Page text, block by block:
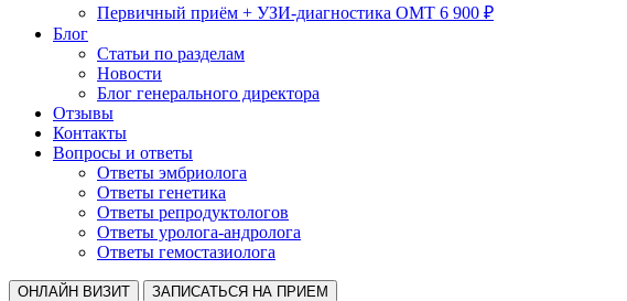
Первичный приём + УЗИ-диагностика ОМТ 6 900 ₽
Блог
Статьи по разделам
Новости
Блог генерального директора
Отзывы
Контакты
Вопросы и ответы
Ответы эмбриолога
Ответы генетика
Ответы репродуктологов
Ответы уролога-андролога
Ответы гемостазиолога
ОНЛАЙН ВИЗИТ ЗАПИСАТЬСЯ НА ПРИЕМ